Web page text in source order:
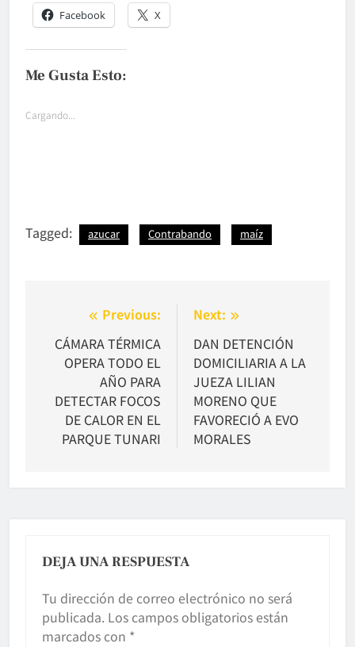
Facebook X
Me Gusta Esto:
Cargando...
Tagged: azucar Contrabando maíz
Navegación
de
entradas
Previous:
CÁMARA TÉRMICA
OPERA TODO EL
AÑO PARA
DETECTAR FOCOS
DE CALOR EN EL
PARQUE TUNARI
Next:
DAN DETENCIÓN
DOMICILIARIA A LA
JUEZA LILIAN
MORENO QUE
FAVORECIÓ A EVO
MORALES
DEJA UNA RESPUESTA
Tu dirección de correo electrónico no será
publicada. Los campos obligatorios están
marcados con *